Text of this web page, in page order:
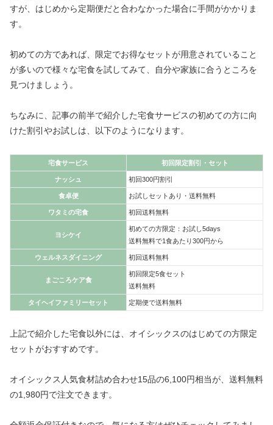
すが、はじめから定期便だと合わなかった場合に手間がかかりま
す。
初めての方であれば、限定でお得なセットが用意されていること
が多いので様々な宅食を試してみて、自分や家族に合うところを
見つけましょう。
ちなみに、記事の前半で紹介した宅食サービスの初めての方に向
けた割引やお試しは、以下のようになります。
宅食サービス 初回限定割引・セット
ナッシュ 初回300円割引
食卓便 お試しセットあり・送料無料
ワタミの宅食 初回送料無料
ヨシケイ
初めての方限定：お試し5days
送料無料で1食あたり300円から
ウェルネスダイニング 初回送料無料
まごころケア食
初回限定5食セット
送料無料
タイヘイファミリーセット 定期便で送料無料
上記で紹介した宅食以外には、オイシックスのはじめての方限定
セットがおすすめです。
オイシックス人気食材詰め合わせ15品の6,100円相当が、送料無料
の1,980円で注文できます。